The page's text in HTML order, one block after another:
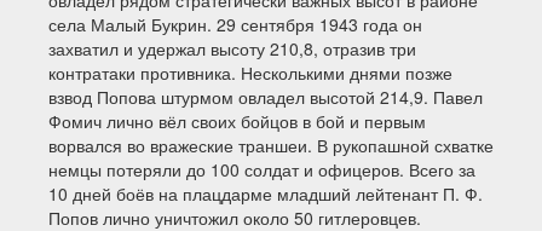
села Малый Букрин. 29 сентября 1943 года он
захватил и удержал высоту 210,8, отразив три
контратаки противника. Несколькими днями позже
взвод Попова штурмом овладел высотой 214,9. Павел
Фомич лично вёл своих бойцов в бой и первым
ворвался во вражеские траншеи. В рукопашной схватке
немцы потеряли до 100 солдат и офицеров. Всего за
10 дней боёв на плацдарме младший лейтенант П. Ф.
Попов лично уничтожил около 50 гитлеровцев.